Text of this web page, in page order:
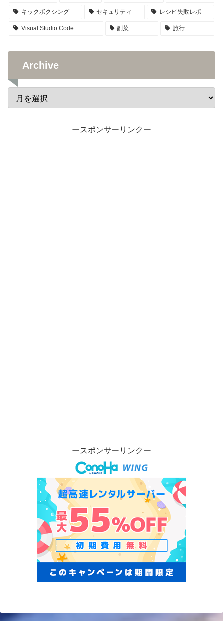
キックボクシング セキュリティ レシピ失敗レポ
Visual Studio Code 副菜 旅行
Archive
ースポンサーリンクー
ースポンサーリンクー